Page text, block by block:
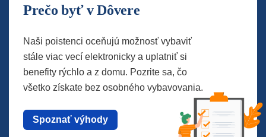
Prečo byť v Dôvere
Naši poistenci oceňujú možnosť vybaviť
stále viac vecí elektronicky a uplatniť si
benefity rýchlo a z domu. Pozrite sa, čo
všetko získate bez osobného vybavovania.
Spoznať výhody